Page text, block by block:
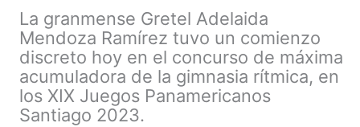
La granmense Gretel Adelaida
Mendoza Ramírez tuvo un comienzo
discreto hoy en el concurso de máxima
acumuladora de la gimnasia rítmica, en
los XIX Juegos Panamericanos
Santiago 2023.